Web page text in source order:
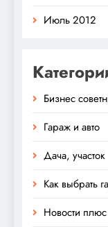
Июль 2012
Бизнес
Гараж и авто
Дача, участок
Как выбрать
Новости плюс